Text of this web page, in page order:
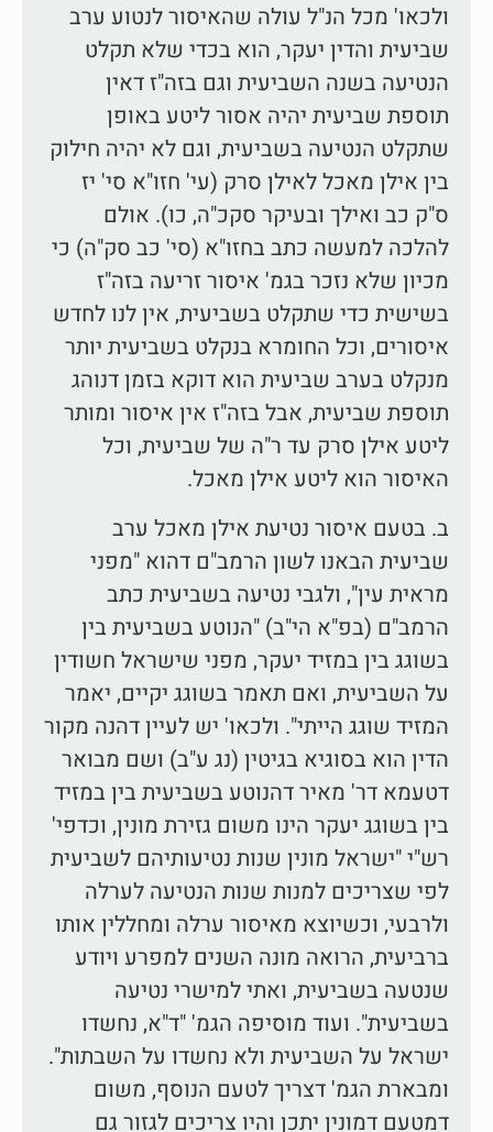
ולכאו' מכל הנ"ל עולה שהאיסור לנטוע ערב
שביעית והדין יעקר, הוא בכדי שלא תקלט
הנטיעה בשנה השביעית וגם בזה"ז דאין
תוספת שביעית יהיה אסור ליטע באופן
שתקלט הנטיעה בשביעית, וגם לא יהיה חילוק
בין אילן מאכל לאילן סרק (עי' חזו"א סי' יז
ס"ק כב ואילך ובעיקר סקכ"ה, כו). אולם
להלכה למעשה כתב בחזו"א (סי' כב סק"ה) כי
מכיון שלא נזכר בגמ' איסור זריעה בזה"ז
בשישית כדי שתקלט בשביעית, אין לנו לחדש
איסורים, וכל החומרא בנקלט בשביעית יותר
מנקלט בערב שביעית הוא דוקא בזמן דנוהג
תוספת שביעית, אבל בזה"ז אין איסור ומותר
ליטע אילן סרק עד ר"ה של שביעית, וכל
האיסור הוא ליטע אילן מאכל.
ב. בטעם איסור נטיעת אילן מאכל ערב
שביעית הבאנו לשון הרמב"ם דהוא "מפני
מראית עין", ולגבי נטיעה בשביעית כתב
הרמב"ם (בפ"א הי"ב) "הנוטע בשביעית בין
בשוגג בין במזיד יעקר, מפני שישראל חשודין
על השביעית, ואם תאמר בשוגג יקיים, יאמר
המזיד שוגג הייתי". ולכאו' יש לעיין דהנה מקור
הדין הוא בסוגיא בגיטין (נג ע"ב) ושם מבואר
דטעמא דר' מאיר דהנוטע בשביעית בין במזיד
בין בשוגג יעקר הינו משום גזירת מונין, וכדפי'
רש"י "ישראל מונין שנות נטיעותיהם לשביעית
לפי שצריכים למנות שנות הנטיעה לערלה
ולרבעי, וכשיוצא מאיסור ערלה ומחללין אותו
ברביעית, הרואה מונה השנים למפרע ויודע
שנטעה בשביעית, ואתי למישרי נטיעה
בשביעית". ועוד מוסיפה הגמ' "ד"א, נחשדו
ישראל על השביעית ולא נחשדו על השבתות".
ומבארת הגמ' דצריך לטעם הנוסף, משום
דמטעם דמונין יתכן והיו צריכים לגזור גם